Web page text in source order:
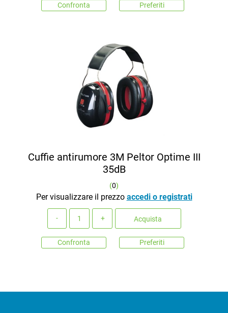
Confronta Preferiti
Cuffie antirumore 3M Peltor Optime III
35dB
(0)
Per visualizzare il prezzo accedi o registrati
Acquista
Confronta Preferiti